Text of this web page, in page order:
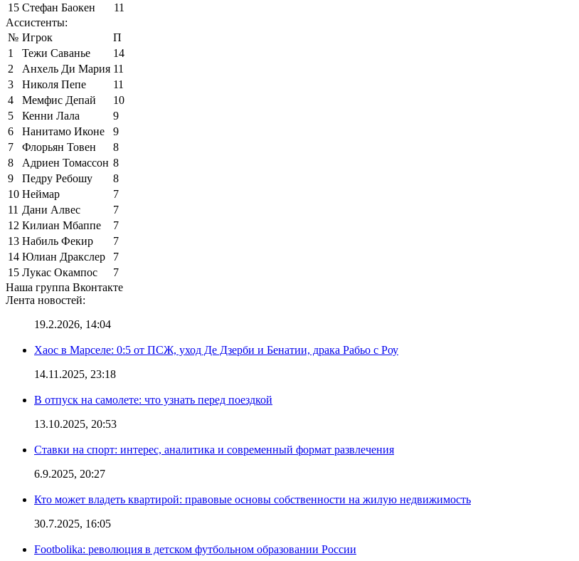
15 Стефан Баокен
11
Ассистенты:
№ Игрок
П
1
Тежи Саванье
14
2
Анхель Ди Мария 11
3
Николя Пепе
11
4
Мемфис Депай
10
5
Кенни Лала
9
6
Нанитамо Иконе
9
7
Флорьян Товен
8
8
Адриен Томассон 8
9
Педру Ребошу
8
10 Неймар
7
11 Дани Алвес
7
12 Килиан Мбаппе
7
13 Набиль Фекир
7
14 Юлиан Дракслер
7
15 Лукас Окампос
7
Наша группа Вконтакте
Лента новостей:
19.2.2026, 14:04
Хаос в Марселе: 0:5 от ПСЖ, уход Де Дзерби и Бенатии, драка Рабьо с Роу
14.11.2025, 23:18
В отпуск на самолете: что узнать перед поездкой
13.10.2025, 20:53
Ставки на спорт: интерес, аналитика и современный формат развлечения
6.9.2025, 20:27
Кто может владеть квартирой: правовые основы собственности на жилую недвижимость
30.7.2025, 16:05
Footbolika: революция в детском футбольном образовании России